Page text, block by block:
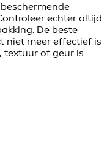
echter altijd
De beste
niet meer effectief is
textuur of geur is